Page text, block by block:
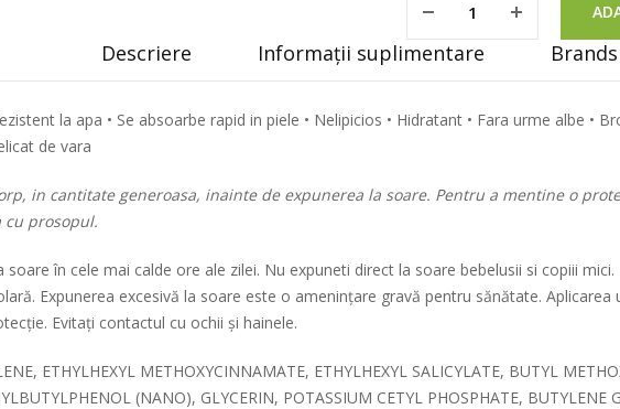
Descriere Informații suplimentare
la apa • Se absoarbe rapid in piele • Nelipicios • Hidratant • Fara urme albe •
de vara
in cantitate generoasa, inainte de expunerea la soare. Pentru a mentine o
prosopul.
soare în cele mai calde ore ale zilei. Nu expuneti direct la soare bebelusii si copiii
Expunerea excesivă la soare este o amenințare gravă pentru sănătate.
Evitați contactul cu ochii și hainele.
ETHYLHEXYL METHOXYCINNAMATE, ETHYLHEXYL SALICYLATE, BUTYL
(NANO), GLYCERIN, POTASSIUM CETYL PHOSPHATE, BUTYLENE